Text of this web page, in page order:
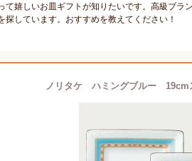
て嬉しいお皿ギフトが知りたいです。高級ブラ
探しています。おすすめを教えてください！
ノリタケ ハミングブルー 19cm